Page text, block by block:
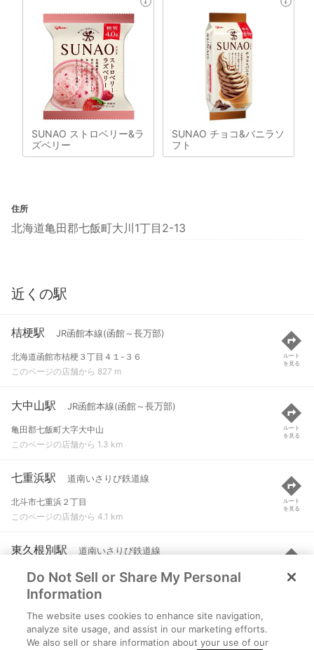
SUNAO ストロベリー&ラ
ズベリー
SUNAO チョコ&バニラソ
フト
住所
北海道亀田郡七飯町大川1丁目2-13
近くの駅
桔梗駅 JR函館本線(函館～長万部)
北海道函館市桔梗３丁目４１-３６
このページの店舗から 827 m
ルート
を見る
大中山駅 JR函館本線(函館～長万部)
亀田郡七飯町大字大中山
このページの店舗から 1.3 km
ルート
を見る
七重浜駅 道南いさりび鉄道線
北斗市七重浜２丁目
このページの店舗から 4.1 km
ルート
を見る
東久根別駅 道南いさりび鉄道線
北斗市久根別
このページの店舗から 4.5 km
ルート
を見る
七飯駅 JR函館本線(函館～長万部)
亀田郡七飯町字本町
Do Not Sell or Share My Personal
Information
The website uses cookies to enhance site navigation,
analyze site usage, and assist in our marketing efforts.
We also sell or share information about your use of our